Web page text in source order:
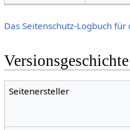
Das Seitenschutz-Logbuch für
Versionsgeschichte
Seitenersteller